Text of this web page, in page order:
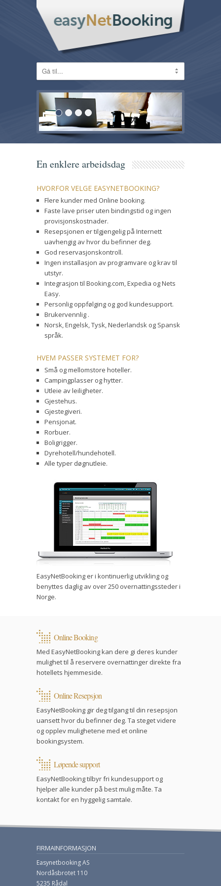
En enklere arbeidsdag
HVORFOR VELGE EASYNETBOOKING?
Flere kunder med Online booking.
Faste lave priser uten bindingstid og ingen
provisjonskostnader.
Resepsjonen er tilgjengelig på Internett
uavhengig av hvor du befinner deg.
God reservasjonskontroll.
Ingen installasjon av programvare og krav til
utstyr.
Integrasjon til Booking.com, Expedia og Nets
Easy.
Personlig oppfølging og god kundesupport.
Brukervennlig .
Norsk, Engelsk, Tysk, Nederlandsk og Spansk
språk.
HVEM PASSER SYSTEMET FOR?
Små og mellomstore hoteller.
Campingplasser og hytter.
Utleie av leiligheter.
Gjestehus.
Gjestegiveri.
Pensjonat.
Rorbuer.
Boligrigger.
Dyrehotell/hundehotell.
Alle typer døgnutleie.
EasyNetBooking er i kontinuerlig utvikling og
benyttes daglig av over 250 overnattingssteder i
Norge.
Online Booking
Med EasyNetBooking kan dere gi deres kunder
mulighet til å reservere overnattinger direkte fra
hotellets hjemmeside.
Online Resepsjon
EasyNetBooking gir deg tilgang til din resepsjon
uansett hvor du befinner deg. Ta steget videre
og opplev mulighetene med et online
bookingsystem.
Løpende support
EasyNetBooking tilbyr fri kundesupport og
hjelper alle kunder på best mulig måte. Ta
kontakt for en hyggelig samtale.
FIRMAINFORMASJON
Easynetbooking AS
Nordåsbrotet 110
5235 Rådal